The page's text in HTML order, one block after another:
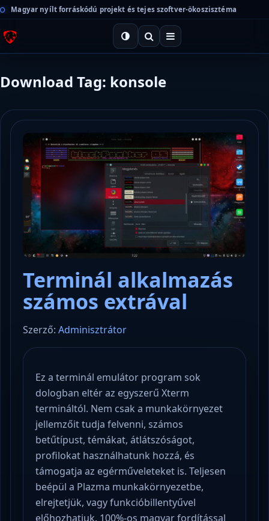
Magyar nyílt forráskódú projekt és tejes szoftver-ökoszisztéma
Download Tag: konsole
Terminál alkalmazás
számos extrával
Szerző: Adminisztrátor
Ez a terminál emulátor program sok
dologban eltér az egyszerű Xterm
termináltól. Nem csak a munkakörnyezet
jellemzőit tudja felvenni, számos
betűtípust, témákat, átlátszóságot,
profilokat használhatunk hozzá, és
támogatja az egérműveleteket is. Teljesen
beépül a Plazma munkakörnyezetbe,
elrejtetjük, vagy funkcióbillentyűvel
előhozhatjuk. 100%-os magyar fordítással